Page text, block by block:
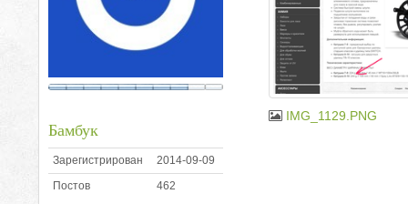
Бамбук
Зарегистрирован
2014-09-09
Постов
462
IMG_1129.PNG